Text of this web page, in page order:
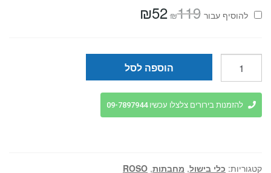
להוסיף⁦⁩ עבור
₪119 המחיר
המקורי
₪52
מחבת
32
ס"מ
אדומה
הוספה לסל
להזמנות בירורים צלצלו עכשיו 09-7897944
קטגוריות: כלי בישול, מחבתות,
ROSO